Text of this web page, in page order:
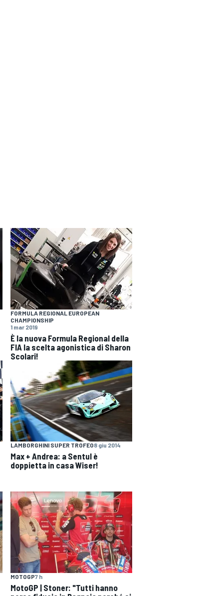
FORMULA REGIONAL EUROPEAN
CHAMPIONSHIP
1 mar 2019
È la nuova Formula Regional della
FIA la scelta agonistica di Sharon
Scolari!
LAMBORGHINI SUPER TROFEO8 giu 2014
Max + Andrea: a Sentul è
doppietta in casa Wiser!
MOTOGP7 h
MotoGP | Stoner: "Tutti hanno